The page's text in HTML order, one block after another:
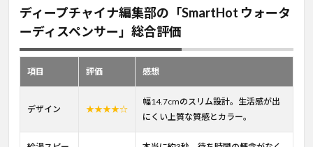
ディープチャイナ編集部の「SmartHot ウォータ
ーディスペンサー」総合評価
項目 評価 感想
デザイン ★★★★☆
幅14.7cmのスリム設計。生活感が出
にくい上質な質感とカラー。